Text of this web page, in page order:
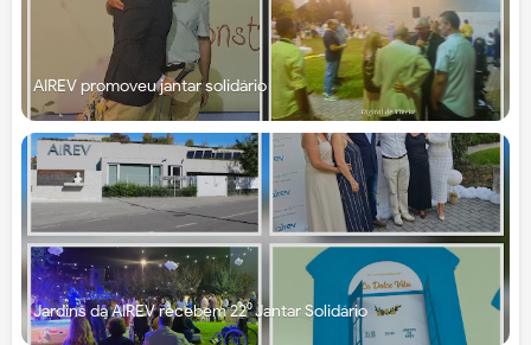
AIREV promoveu jantar solidário
Jardins da AIREV recebem 22⁰ Jantar Solidário